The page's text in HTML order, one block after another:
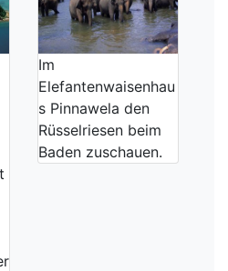
Im
Elefantenwaisenhau
s Pinnawela den
Rüsselriesen beim
Baden zuschauen.